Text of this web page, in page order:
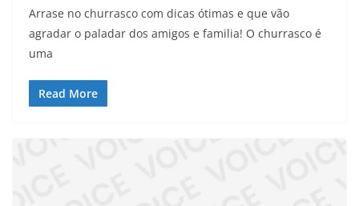
Arrase no churrasco com dicas ótimas e que vão
agradar o paladar dos amigos e familia! O churrasco é
uma
Read More